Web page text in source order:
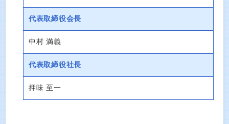
代表取締役会長
中村 満義
代表取締役社長
押味 至一